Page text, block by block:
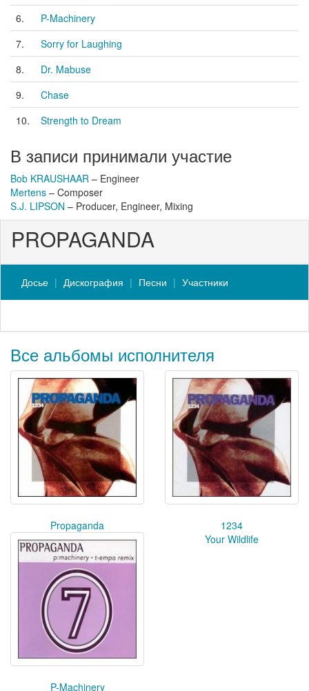
6.
P-Machinery
7.
Sorry for Laughing
8.
Dr. Mabuse
9.
Chase
10.
Strength to Dream
В записи принимали участие
Bob KRAUSHAAR – Engineer
Mertens – Composer
S.J. LIPSON – Producer, Engineer, Mixing
PROPAGANDA
Досье Дискография Песни Участники
Все альбомы исполнителя
Propaganda 1234
P-Machinery
Your Wildlife